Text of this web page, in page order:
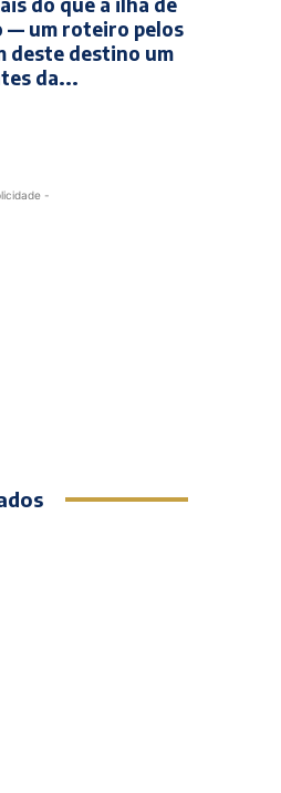
do que a ilha de
— um roteiro pelos
deste destino um
da...
-